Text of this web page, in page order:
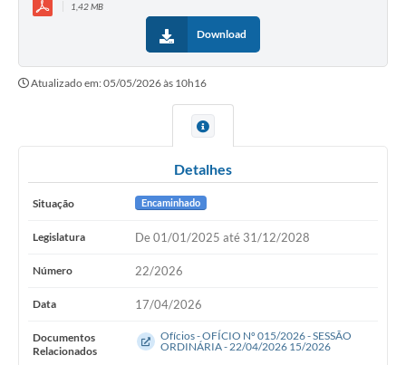
1,42 MB
Download
Atualizado em: 05/05/2026 às 10h16
Detalhes
Situação Encaminhado
Legislatura De 01/01/2025 até 31/12/2028
Número 22/2026
Data 17/04/2026
Documentos
Relacionados
Ofícios - OFÍCIO Nº 015/2026 - SESSÃO
ORDINÁRIA - 22/04/2026 15/2026